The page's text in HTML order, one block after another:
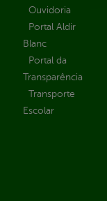
Ouvidoria
Portal Aldir
Blanc
Portal da
Transparência
Transporte
Escolar